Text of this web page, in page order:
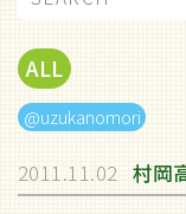
ALL
@uzukanomori
2011.11.02 村岡